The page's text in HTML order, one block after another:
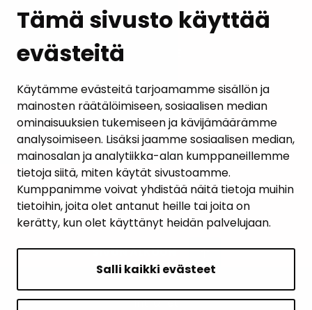
Tämä sivusto käyttää
evästeitä
Käytämme evästeitä tarjoamamme sisällön ja
mainosten räätälöimiseen, sosiaalisen median
ominaisuuksien tukemiseen ja kävijämäärämme
analysoimiseen. Lisäksi jaamme sosiaalisen median,
mainosalan ja analytiikka-alan kumppaneillemme
tietoja siitä, miten käytät sivustoamme.
Kumppanimme voivat yhdistää näitä tietoja muihin
tietoihin, joita olet antanut heille tai joita on
kerätty, kun olet käyttänyt heidän palvelujaan.
Salli kaikki evästeet
AJANKOHTAISET
YHTEYSTIEDOT
KARTTAPALVELU
SIVUN ALKUUN
Intranet